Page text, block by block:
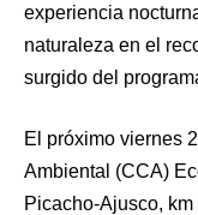
experiencia
naturaleza en el
surgido del
El próximo viernes
Ambiental (CCA)
Picacho-Ajusco,